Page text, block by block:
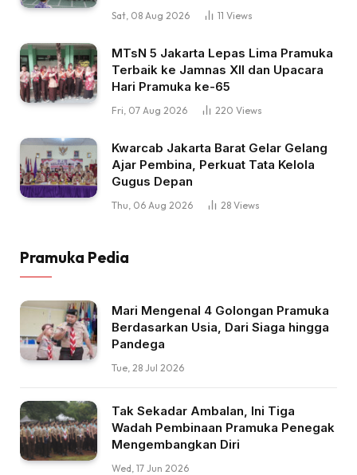
Sat, 08 Aug 2026 11 Views
MTsN 5 Jakarta Lepas Lima Pramuka
Terbaik ke Jamnas XII dan Upacara
Hari Pramuka ke-65
Fri, 07 Aug 2026 220 Views
Kwarcab Jakarta Barat Gelar Gelang
Ajar Pembina, Perkuat Tata Kelola
Gugus Depan
Thu, 06 Aug 2026 28 Views
Pramuka Pedia
Mari Mengenal 4 Golongan Pramuka
Berdasarkan Usia, Dari Siaga hingga
Pandega
Tue, 28 Jul 2026
Tak Sekadar Ambalan, Ini Tiga
Wadah Pembinaan Pramuka Penegak
Mengembangkan Diri
Wed, 17 Jun 2026